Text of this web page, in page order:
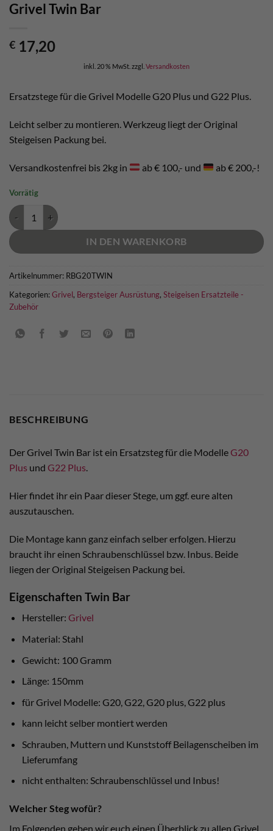
Grivel Twin Bar
€ 17,20
inkl. 20 % MwSt. zzgl. Versandkosten
Ersatzstege für die Grivel Modelle G20 Plus und G22 Plus.
Leicht selber zu montieren. Werkzeug liegt der Original
Steigeisen Packung bei.
Versandkostenfrei bis 2kg in ab € 100,- und ab € 200,-!
Vorrätig
Grivel Twin Bar Menge
IN DEN WARENKORB
Artikelnummer: RBG20TWIN
Kategorien:Grivel, Bergsteiger Ausrüstung, Steigeisen Ersatzteile -
Zubehör
BESCHREIBUNG
Der Grivel Twin Bar ist ein Ersatzsteg für die ModelleG20
Plus und G22 Plus.
Hier findet ihr ein Paar dieser Stege, um ggf. eure alten
auszutauschen.
Die Montage kann ganz einfach selber erfolgen. Hierzu
braucht ihr einen Schraubenschlüssel bzw. Inbus. Beide
liegen der Original Steigeisen Packung bei.
Eigenschaften Twin Bar
Hersteller: Grivel
Material: Stahl
Gewicht: 100 Gramm
Länge: 150mm
für Grivel Modelle: G20, G22, G20 plus, G22 plus
kann leicht selber montiert werden
Schrauben, Muttern und Kunststoff Beilagenscheiben im
Lieferumfang
nicht enthalten: Schraubenschlüssel und Inbus!
Welcher Steg wofür?
Im Folgenden geben wir euch einen Überblick zu allen Grivel